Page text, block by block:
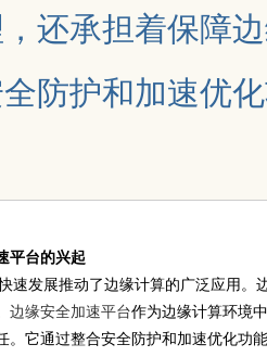
还承担着保障
防护和加速优
平台的兴起
速发展推动了边缘计算的广泛应用
边缘安全加速平台作为边缘计算环境
。它通过整合安全防护和加速优化功